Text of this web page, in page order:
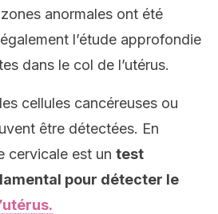
anormales ont été
l’étude approfondie
dans le col de l’utérus.
cellules cancéreuses ou
être détectées. En
cervicale est un test
pour détecter le